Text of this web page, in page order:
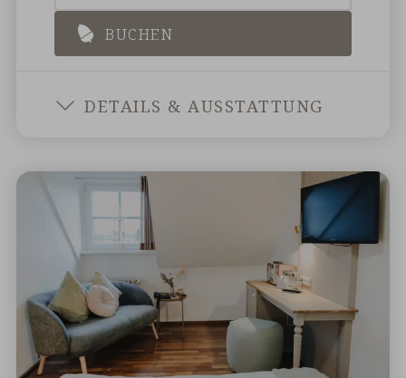
BUCHEN
DETAILS & AUSSTATTUNG